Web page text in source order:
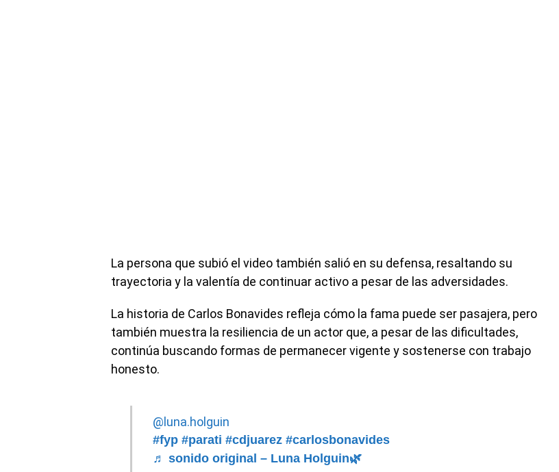
La persona que subió el video también salió en su defensa, resaltando su
trayectoria y la valentía de continuar activo a pesar de las adversidades.
La historia de Carlos Bonavides refleja cómo la fama puede ser pasajera, pero
también muestra la resiliencia de un actor que, a pesar de las dificultades,
continúa buscando formas de permanecer vigente y sostenerse con trabajo
honesto.
@luna.holguin
#fyp #parati #cdjuarez #carlosbonavides
♬ sonido original – Luna Holguin🌿